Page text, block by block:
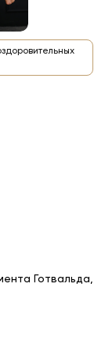
Готвальда,